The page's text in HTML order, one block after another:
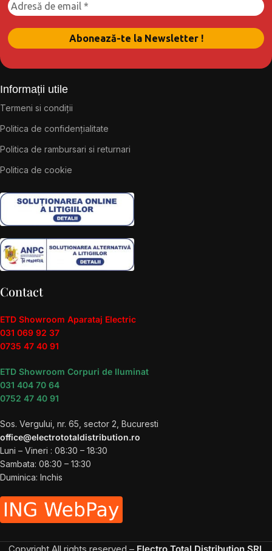
Informații utile
Termeni si condiții
Politica de confidențialitate
Politica de rambursari si returnari
Politica de cookie
Contact
ETD Showroom Aparataj Electric
031 069 92 37
0735 47 40 91
ETD Showroom Corpuri de Iluminat
031 404 70 64
0752 47 40 91
Sos. Vergului, nr. 65, sector 2, Bucuresti
office@electrototaldistribution.ro
Luni – Vineri : 08:30 – 18:30
Sambata: 08:30 – 13:30
Duminica: Inchis